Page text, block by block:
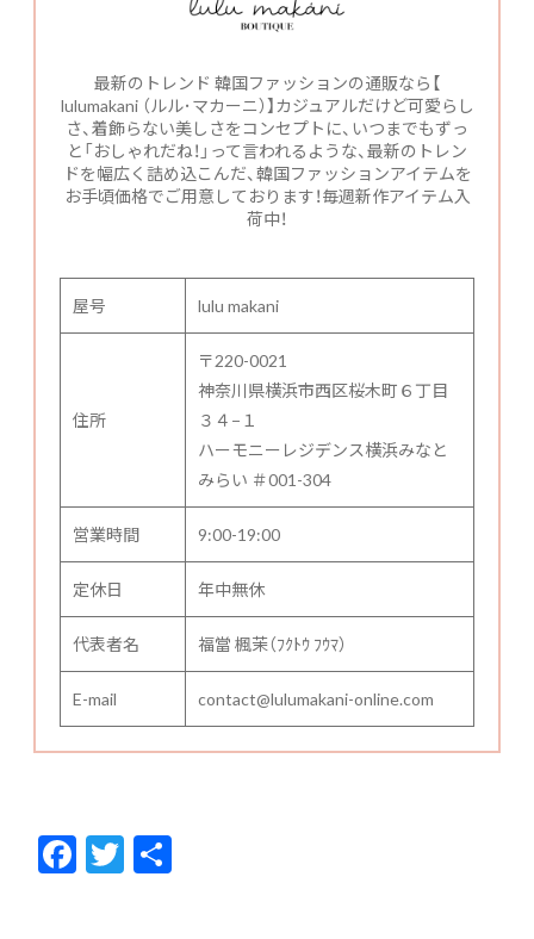
最新のトレンド 韓国ファッションの通販なら【
lulumakani （ルル･マカーニ）】カジュアルだけど可愛らし
さ、着飾らない美しさをコンセプトに、いつまでもずっ
と「おしゃれだね！」って言われるような、最新のトレン
ドを幅広く詰め込こんだ、韓国ファッションアイテムを
お手頃価格でご用意しております！毎週新作アイテム入
荷中！
屋号 lulu makani
住所
〒220-0021
神奈川県横浜市西区桜木町６丁目
３４−１
ハーモニーレジデンス横浜みなと
みらい ＃001-304
営業時間 9:00-19:00
定休日 年中無休
代表者名 福當 楓茉（ﾌｸﾄｳ ﾌｳﾏ）
E-mail contact@lulumakani-online.com
F
ac
T
w